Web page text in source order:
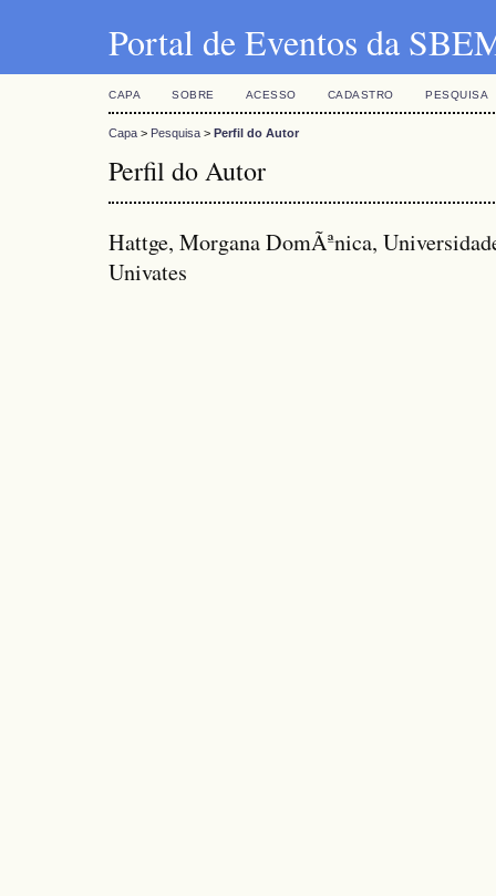
Portal de Eventos da
CAPA SOBRE ACESSO CADASTRO PESQUISA
Capa > Pesquisa > Perfil do Autor
Perfil do Autor
Hattge, Morgana DomÃªnica,
Univates